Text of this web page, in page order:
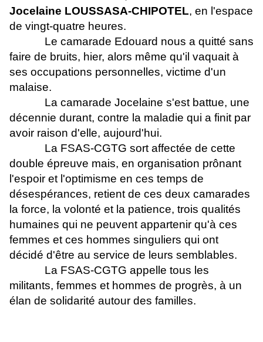
Jocelaine LOUSSASA-CHIPOTEL, en l'espace
de vingt-quatre heures.
Le camarade Edouard nous a quitté sans
faire de bruits, hier, alors même qu'il vaquait à
ses occupations personnelles, victime d'un
malaise.
La camarade Jocelaine s'est battue, une
décennie durant, contre la maladie qui a finit par
avoir raison d'elle, aujourd'hui.
La FSAS-CGTG sort affectée de cette
double épreuve mais, en organisation prônant
l'espoir et l'optimisme en ces temps de
désespérances, retient de ces deux camarades
la force, la volonté et la patience, trois qualités
humaines qui ne peuvent appartenir qu'à ces
femmes et ces hommes singuliers qui ont
décidé d'être au service de leurs semblables.
La FSAS-CGTG appelle tous les
militants, femmes et hommes de progrès, à un
élan de solidarité autour des familles.